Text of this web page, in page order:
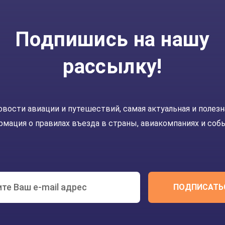
Подпишись на нашу
рассылку!
авиации и путешествий, самая актуальная и
о правилах въезда в страны, авиакомпаниях и